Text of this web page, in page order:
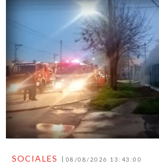
SOCIALES 08/08/2026 13:43:00